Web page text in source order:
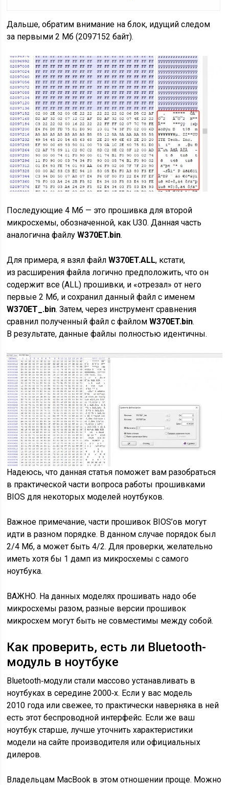
Дальше, обратим внимание на блок, идущий следом
за первыми 2 Мб (2097152 байт).
Последующие 4 Мб — это прошивка для второй
микросхемы, обозначенной, как U30. Данная часть
аналогична файлуW370ET.bin.
Для примера, я взял файлW370ET.ALL, кстати,
из расширения файла логично предположить, что он
содержит все (ALL) прошивки, и «отрезал» от него
первые 2 Мб, и сохранил данный файл с именем
W370ET_.bin. Затем, через инструмент сравнения
сравнил полученный файл с файломW370ET.bin.
В результате, данные файлы полностью идентичны.
Надеюсь, что данная статья поможет вам разобраться
в практической части вопроса работы прошивками
BIOS для некоторых моделей ноутбуков.
Важное примечание, части прошивок BIOS’ов могут
идти в разном порядке. В данном случае порядок был
2/4 Мб, а может быть 4/2. Для проверки, желательно
иметь хотя бы 1 дамп из микросхемы с самого
ноутбука.
ВАЖНО. На данных моделях прошивать надо обе
микросхемы разом, разные версии прошивок
микросхем могут быть не совместимы между собой.
Как проверить, есть ли Bluetooth-
модуль в ноутбуке
Bluetooth‑модули стали массово устанавливать в
ноутбуках в середине 2000‑х. Если у вас модель
2010 года или свежее, то практически наверняка в ней
есть этот беспроводной интерфейс. Если же ваш
ноутбук старше, лучше уточнить характеристики
модели на сайте производителя или официальных
дилеров.
Владельцам MacBook в этом отношении проще. Можно